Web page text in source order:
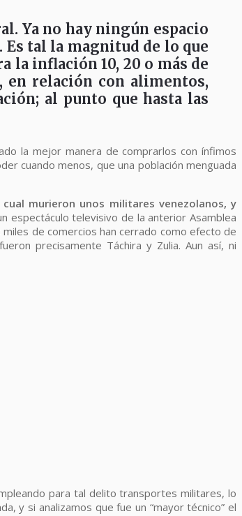
Ya no hay ningún espacio
Es tal la magnitud de lo que
la inflación 10, 20 o más de
en relación con alimentos,
al punto que hasta las
la mejor manera de comprarlos con ínfimos
cuando menos, que una población menguada
murieron unos militares venezolanos, y
espectáculo televisivo de la anterior Asamblea
de comercios han cerrado como efecto de
precisamente Táchira y Zulia. Aun así, ni
para tal delito transportes militares, lo
y si analizamos que fue un “mayor técnico” el